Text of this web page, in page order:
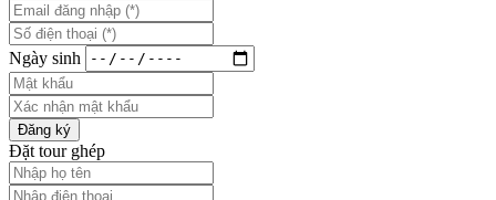
Ngày sinh
Đăng ký
Đặt tour ghép